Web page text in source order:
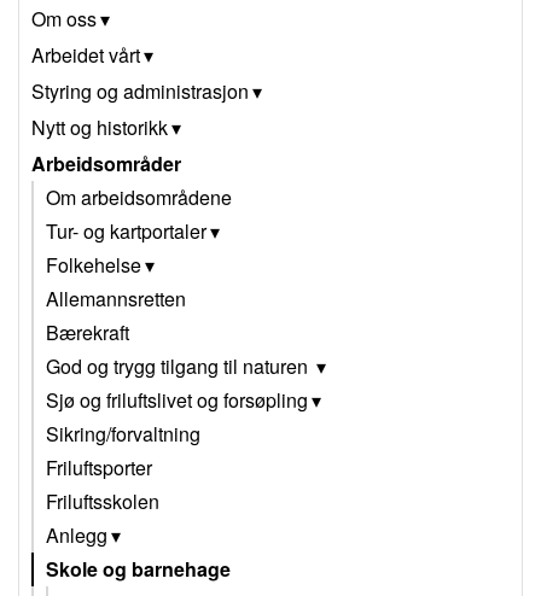
Om oss
Arbeidet vårt
Styring og administrasjon
Nytt og historikk
Arbeidsområder
Om arbeidsområdene
Tur- og kartportaler
Folkehelse
Allemannsretten
Bærekraft
God og trygg tilgang til naturen
Sjø og friluftslivet og forsøpling
Sikring/forvaltning
Friluftsporter
Friluftsskolen
Anlegg
Skole og barnehage